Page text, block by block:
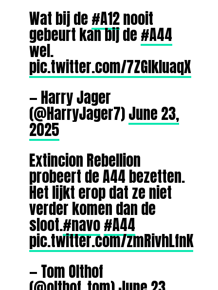
Wat bij de#A12nooit
gebeurt kan bij de#A44
wel.
pic.twitter.com/7ZGlkIuaqX
— Harry Jager
(@HarryJager7)June 23,
2025
Extincion Rebellion
probeert de A44 bezetten.
Het lijkt erop dat ze niet
verder komen dan de
sloot.#navo#A44
pic.twitter.com/zmRivhLfnK
— Tom Olthof